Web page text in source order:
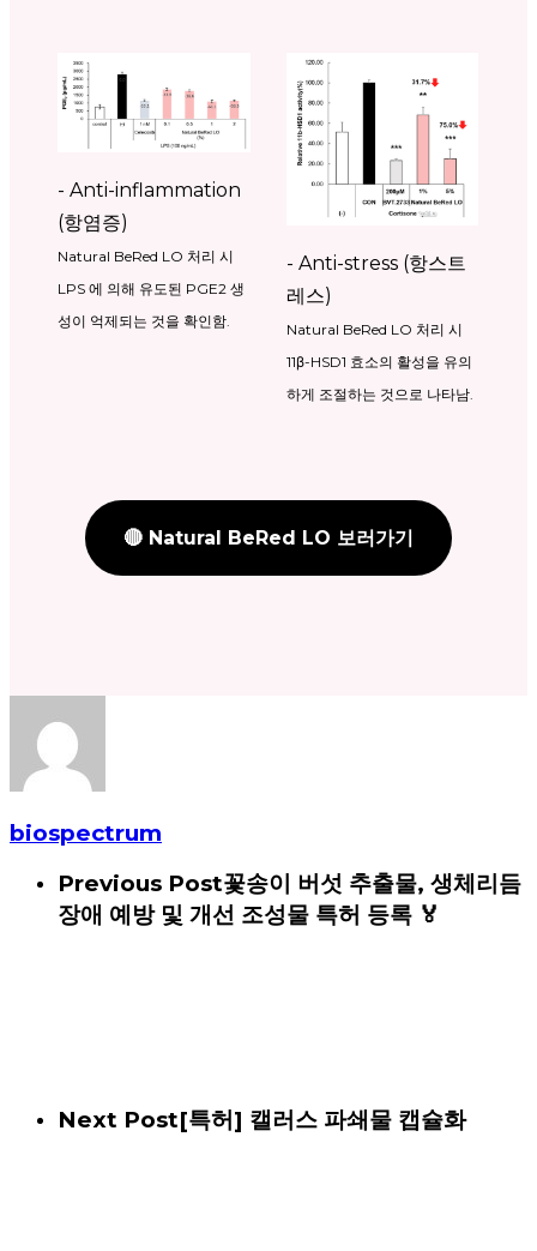
- Anti-inflammation
(항염증)
Natural BeRed LO 처리 시
LPS 에 의해 유도된 PGE2 생
성이 억제되는 것을 확인함.
- Anti-stress (항스트
레스)
Natural BeRed LO 처리 시
11β-HSD1 효소의 활성을 유의
하게 조절하는 것으로 나타남.
🔴 Natural BeRed LO 보러가기
biospectrum
Previous Post꽃송이 버섯 추출물, 생체리듬
장애 예방 및 개선 조성물 특허 등록 🏅
Next Post[특허] 캘러스 파쇄물 캡슐화